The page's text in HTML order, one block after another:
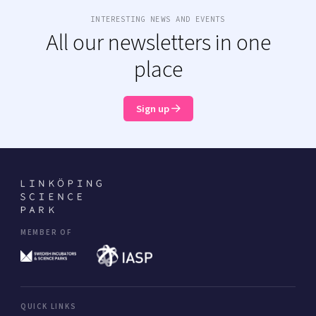
INTERESTING NEWS AND EVENTS
All our newsletters in one
place
Sign up
MEMBER OF
QUICK LINKS